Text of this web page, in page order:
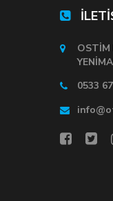
OSTİM
0533